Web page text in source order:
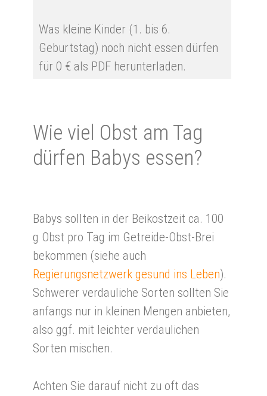
Was kleine Kinder (1. bis 6.
Geburtstag) noch nicht essen dürfen
für 0 € als PDF herunterladen.
Wie viel Obst am Tag
dür­fen Babys essen?
Babys sollten in der Beikostzeit ca. 100
g Obst pro Tag im Getreide-Obst-Brei
bekommen (siehe auch
Regierungsnetzwerk gesund ins Leben).
Schwerer verdauliche Sorten sollten Sie
anfangs nur in kleinen Mengen anbieten,
also ggf. mit leichter verdaulichen
Sorten mischen.
Achten Sie darauf nicht zu oft das